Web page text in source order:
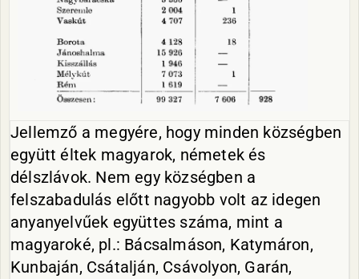
Jellemző a megyére, hogy minden községben
együtt éltek magyarok, németek és
délszlávok. Nem egy községben a
felszabadulás előtt nagyobb volt az idegen
anyanyelvűek együttes száma, mint a
magyaroké, pl.: Bácsalmáson, Katymáron,
Kunbaján, Csátalján, Csávolyon, Garán,